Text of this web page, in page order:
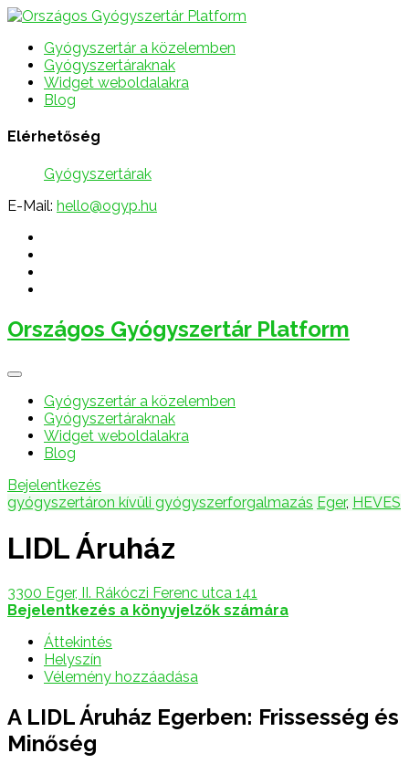
Gyógyszertár a közelemben
Gyógyszertáraknak
Widget weboldalakra
Blog
Elérhetőség
Gyógyszertárak
E-Mail: hello@ogyp.hu
Országos Gyógyszertár Platform
Gyógyszertár a közelemben
Gyógyszertáraknak
Widget weboldalakra
Blog
Bejelentkezés
gyógyszertáron kívüli gyógyszerforgalmazás Eger, HEVES
LIDL Áruház
3300 Eger, II. Rákóczi Ferenc utca 141
Bejelentkezés a könyvjelzők számára
Áttekintés
Helyszín
Vélemény hozzáadása
A LIDL Áruház Egerben: Frissesség és
Minőség